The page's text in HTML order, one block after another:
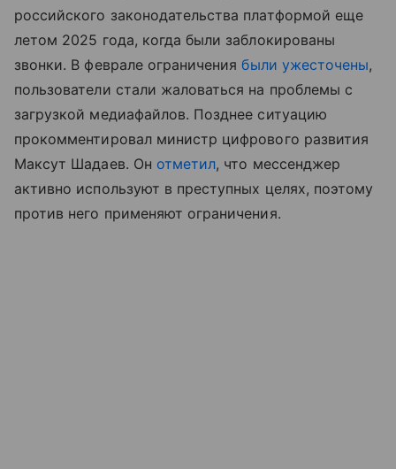
российского законодательства платформой еще
летом 2025 года, когда были заблокированы
звонки. В феврале ограничениябыли ужесточены,
пользователи стали жаловаться на проблемы с
загрузкой медиафайлов. Позднее ситуацию
прокомментировал министр цифрового развития
Максут Шадаев. Он отметил, что мессенджер
активно используют в преступных целях, поэтому
против него применяют ограничения.